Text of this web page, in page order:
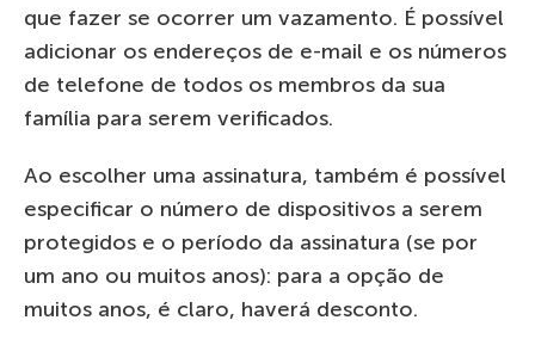
que fazer se ocorrer um vazamento. É possível
adicionar os endereços de e-mail e os números
de telefone de todos os membros da sua
família para serem verificados.
Ao escolher uma assinatura, também é possível
especificar o número de dispositivos a serem
protegidos e o período da assinatura (se por
um ano ou muitos anos): para a opção de
muitos anos, é claro, haverá desconto.